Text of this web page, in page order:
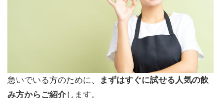
急いでいる方のために、
まずはすぐに試せる人気の飲
み方からご紹介します。